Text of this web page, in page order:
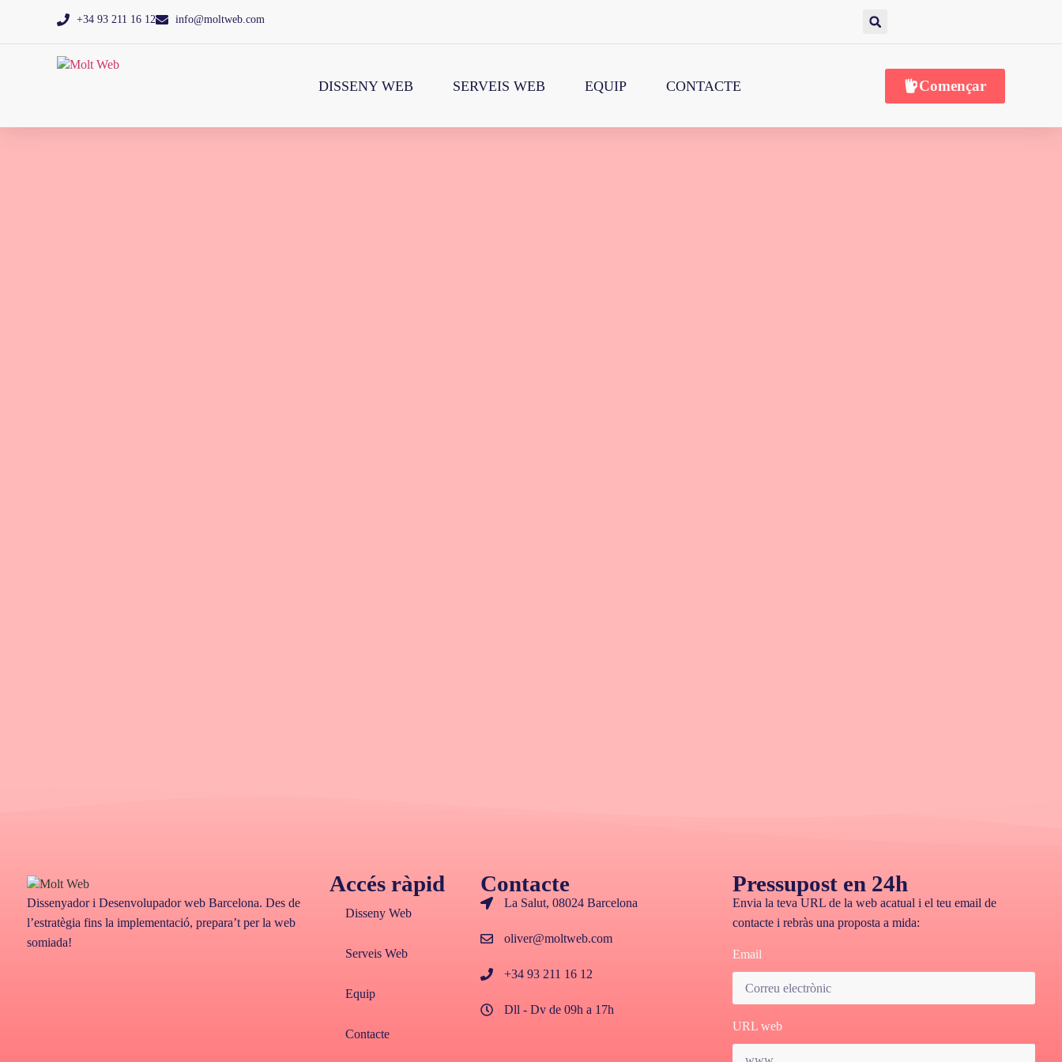
+34 93 211 16 12 info@moltweb.com
DISSENY WEB SERVEIS WEB EQUIP CONTACTE Començar
Dissenyador i Desenvolupador web Barcelona. Des de
l’estratègia fins la implementació, prepara’t per la web
somiada!
Accés ràpid
Disseny Web
Serveis Web
Equip
Contacte
Contacte
La Salut, 08024 Barcelona
oliver@moltweb.com
+34 93 211 16 12
Dll - Dv de 09h a 17h
Pressupost en 24h
Envia la teva URL de la web acatual i el teu email de
contacte i rebràs una proposta a mida:
Email
URL web